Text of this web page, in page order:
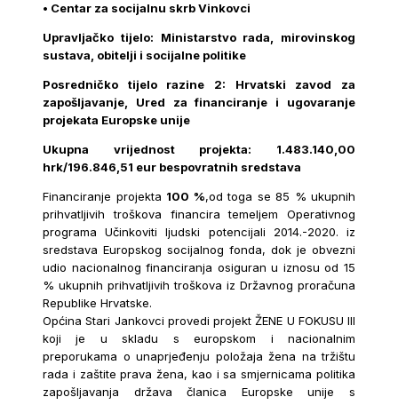
• Centar za socijalnu skrb Vinkovci
Upravljačko tijelo: Ministarstvo rada, mirovinskog
sustava, obitelji i socijalne politike
Posredničko tijelo razine 2: Hrvatski zavod za
zapošljavanje, Ured za financiranje i ugovaranje
projekata Europske unije
Ukupna vrijednost projekta: 1.483.140,00
hrk/196.846,51 eur bespovratnih sredstava
Financiranje projekta 100 %,od toga se 85 % ukupnih
prihvatljivih troškova financira temeljem Operativnog
programa Učinkoviti ljudski potencijali 2014.-2020. iz
sredstava Europskog socijalnog fonda, dok je obvezni
udio nacionalnog financiranja osiguran u iznosu od 15
% ukupnih prihvatljivih troškova iz Državnog proračuna
Republike Hrvatske.
Općina Stari Jankovci provedi projekt ŽENE U FOKUSU III
koji je u skladu s europskom i nacionalnim
preporukama o unaprjeđenju položaja žena na tržištu
rada i zaštite prava žena, kao i sa smjernicama politika
zapošljavanja država članica Europske unije s